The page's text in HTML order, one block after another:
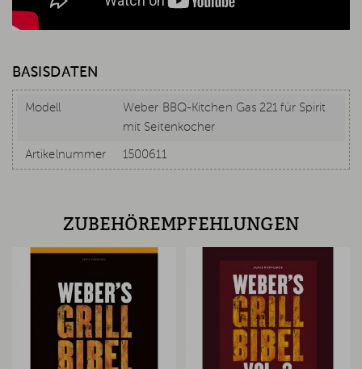
BASISDATEN
Modell
Weber BBQ-Kitchen Gas 221 für Spirit
mit Seitenkocher
Artikelnummer 1500611
ZUBEHÖREMPFEHLUNGEN